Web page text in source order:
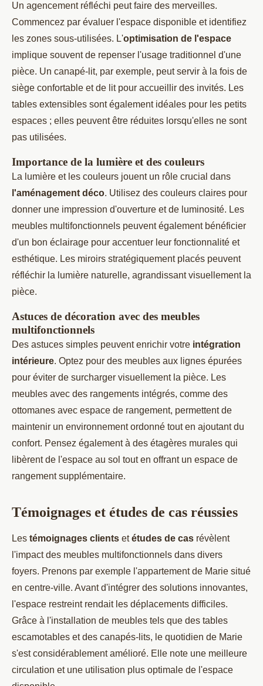
Un agencement réfléchi peut faire des merveilles.
Commencez par évaluer l'espace disponible et identifiez
les zones sous-utilisées. L'optimisation de l'espace
implique souvent de repenser l'usage traditionnel d'une
pièce. Un canapé-lit, par exemple, peut servir à la fois de
siège confortable et de lit pour accueillir des invités. Les
tables extensibles sont également idéales pour les petits
espaces ; elles peuvent être réduites lorsqu'elles ne sont
pas utilisées.
Importance de la lumière et des couleurs
La lumière et les couleurs jouent un rôle crucial dans
l'aménagement déco. Utilisez des couleurs claires pour
donner une impression d'ouverture et de luminosité. Les
meubles multifonctionnels peuvent également bénéficier
d'un bon éclairage pour accentuer leur fonctionnalité et
esthétique. Les miroirs stratégiquement placés peuvent
réfléchir la lumière naturelle, agrandissant visuellement la
pièce.
Astuces de décoration avec des meubles
multifonctionnels
Des astuces simples peuvent enrichir votre intégration
intérieure. Optez pour des meubles aux lignes épurées
pour éviter de surcharger visuellement la pièce. Les
meubles avec des rangements intégrés, comme des
ottomanes avec espace de rangement, permettent de
maintenir un environnement ordonné tout en ajoutant du
confort. Pensez également à des étagères murales qui
libèrent de l'espace au sol tout en offrant un espace de
rangement supplémentaire.
Témoignages et études de cas réussies
Les témoignages clients etétudes de cas révèlent
l'impact des meubles multifonctionnels dans divers
foyers. Prenons par exemple l'appartement de Marie situé
en centre-ville. Avant d'intégrer des solutions innovantes,
l'espace restreint rendait les déplacements difficiles.
Grâce à l'installation de meubles tels que des tables
escamotables et des canapés-lits, le quotidien de Marie
s'est considérablement amélioré. Elle note une meilleure
circulation et une utilisation plus optimale de l'espace